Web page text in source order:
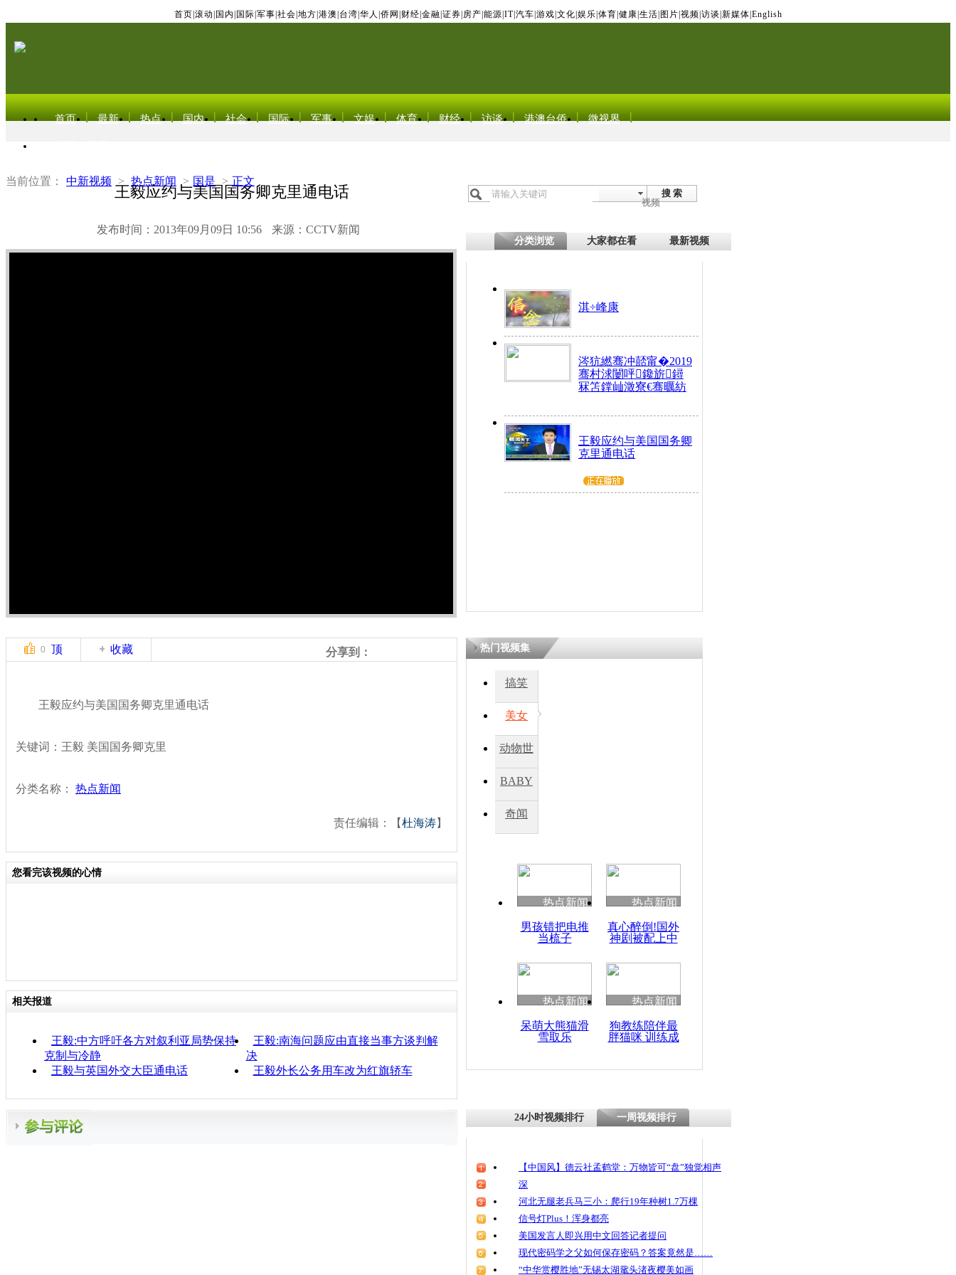
首页 滚动 国内 国际 军事 社会 地方 港澳 台湾 华人 侨网 财经 金融 证券 房产 能源 IT| 汽车 游戏 文化 娱乐 体育 健康 生活 图片 视频 访谈 新媒体 English
首页 最新 热点 国内 社会 国际 军事 文娱 体育 财经 访谈 港澳台侨 微视界
当前位置： 中新视频 > 热点新闻 > 国是 > 正文
王毅应约与美国国务卿克里通电话
发布时间：2013年09月09日 10:56 来源：CCTV新闻
搜 索
视频
分类浏览 大家都在看 最新视频
淇÷峰康
涔犺繎骞冲嚭甯�2019
骞村浗闄呯鑱旂鐞
冧笘鐣屾澂寮€骞曞紡
王毅应约与美国国务卿
克里通电话
0 顶 收藏 分享到：
王毅应约与美国国务卿克里通电话
关键词：王毅 美国国务卿克里
分类名称： 热点新闻
责任编辑：【杜海涛】
您看完该视频的心情
相关报道
王毅:中方呼吁各方对叙利亚局势保持
克制与冷静
王毅:南海问题应由直接当事方谈判解
决
王毅与英国外交大臣通电话
王毅外长公务用车改为红旗轿车
热门视频集
搞笑
美女
动物世
BABY
秀
奇闻
热点新闻
男孩错把电推
当梳子
热点新闻
真心醉倒!国外
神剧被配上中
热点新闻
呆萌大熊猫滑
雪取乐
热点新闻
狗教练陪伴最
胖猫咪 训练成
24小时视频排行 一周视频排行
【中国风】德云社孟鹤堂：万物皆可“盘”独觉相声
深
河北无腿老兵马三小：爬行19年种树1.7万棵
信号灯Plus！浑身都亮
美国发言人即兴用中文回答记者提问
现代密码学之父如何保存密码？答案竟然是……
“中华赏樱胜地”无锡太湖鼋头渚夜樱美如画